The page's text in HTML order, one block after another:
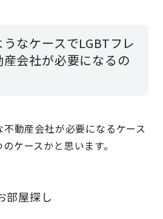
なケースでLGBTフレ
会社が必要になるの
動産会社が必要になるケース
ケースかと思います。
部屋探し